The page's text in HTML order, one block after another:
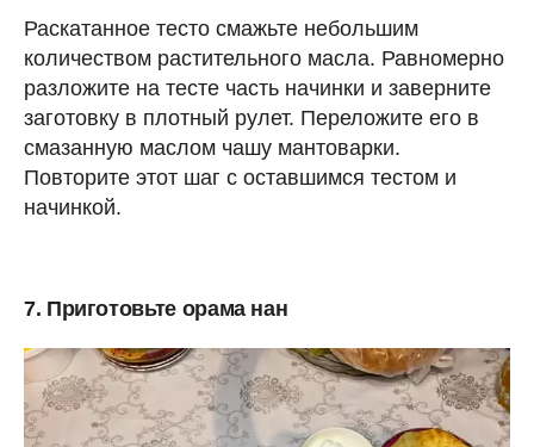
Раскатанное тесто смажьте небольшим
количеством растительного масла. Равномерно
разложите на тесте часть начинки и заверните
заготовку в плотный рулет. Переложите его в
смазанную маслом чашу мантоварки.
Повторите этот шаг с оставшимся тестом и
начинкой.
7. Приготовьте орама нан